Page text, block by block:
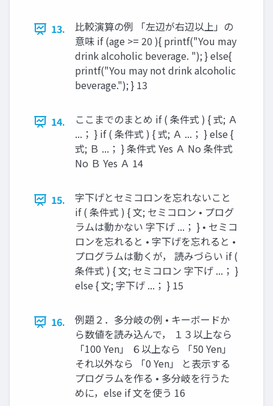
13.
比較演算の例 「左辺が右辺以上」の
意味 if (age >= 20 ){ printf("You may
drink alcoholic beverage. "); } else{
printf("You may not drink alcoholic
beverage."); } 13
14.
ここまでのまとめ if ( 条件式 ) { 式; Ａ
...； } if ( 条件式 ) { 式; Ａ ...； } else {
式; Ｂ ...； } 条件式 Yes Ａ No 条件式
No Ｂ Yes Ａ 14
15.
字下げとセミコロンを忘れないこと
if ( 条件式 ) { 文; セミコロン • プログ
ラムは動かない 字下げ ...； } • セミコ
ロンを忘れると • 字下げを忘れると •
プログラムは動くが， 読みづらい if (
条件式 ) { 文; セミコロン 字下げ ...； }
else { 文; 字下げ ...； } 15
16.
例題２．多分岐の例 • キーボードか
ら数値を読み込んで， １３以上なら
「100 Yen」 ６以上なら 「50 Yen」
それ以外なら 「0 Yen」 と表示する
プログラムを作る • 多分岐を行うた
めに，else if 文を使う 16